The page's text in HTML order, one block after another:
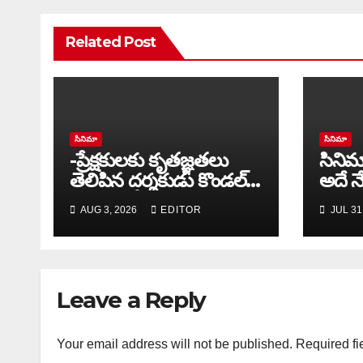
Related Post
సినిమా
-ప్రేక్షకులకు కృతజ్ఞతలు
తెలిపిన దర్శకుడు కొండల్,
నిర్మాత గోవిందు కాండ్రేగుల
AUG 3, 2026 EDITOR
సినిమా
సినిమా
అదే
JUL
Leave a Reply
Your email address will not be published. Required